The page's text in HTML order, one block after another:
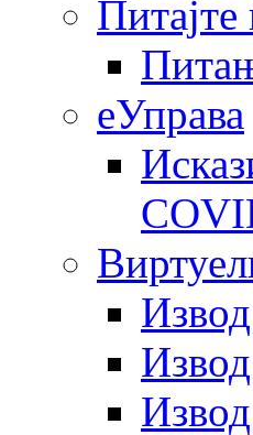
Питајте
еУправа